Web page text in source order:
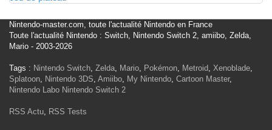
Nintendo-master.com, toute l'actualité Nintendo en France
Toute l'actualité Nintendo : Switch, Nintendo Switch 2, amiibo, Zelda,
Mario - 2003-2026
Tags : Nintendo Switch, Zelda, Mario, Pokémon, Metroid, Xenoblade,
Splatoon, Nintendo 3DS, Amiibo, My Nintendo, Cartoon Master,
Nintendo Labo Nintendo Switch 2
RSS Actu, RSS Tests